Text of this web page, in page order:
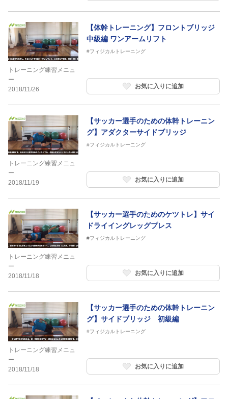
トレーニング練習メニュ
ー
2018/11/26
【体幹トレーニング】フロントブリッジ
中級編 ワンアームリフト
#フィジカルトレーニング
お気に入りに追加
トレーニング練習メニュ
ー
2018/11/19
【サッカー選手のための体幹トレーニン
グ】アダクターサイドブリッジ
#フィジカルトレーニング
お気に入りに追加
トレーニング練習メニュ
ー
2018/11/18
【サッカー選手のためのケツトレ】サイ
ドライイングレッグプレス
#フィジカルトレーニング
お気に入りに追加
トレーニング練習メニュ
ー
2018/11/18
【サッカー選手のための体幹トレーニン
グ】サイドブリッジ 初級編
#フィジカルトレーニング
お気に入りに追加